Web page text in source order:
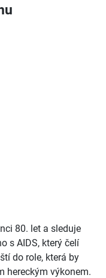
80. let a sleduje
s AIDS, který čelí
do role, která by
hereckým výkonem.